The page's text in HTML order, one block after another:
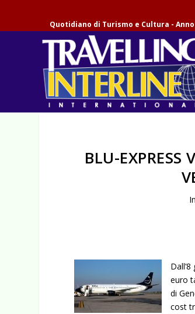
Quotidiano di Turismo e Cultura - Anno
BLU-
euro
di
cost